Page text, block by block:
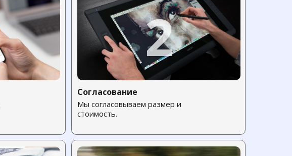
Согласование
Мы согласовываем размер и
стоимость.
2